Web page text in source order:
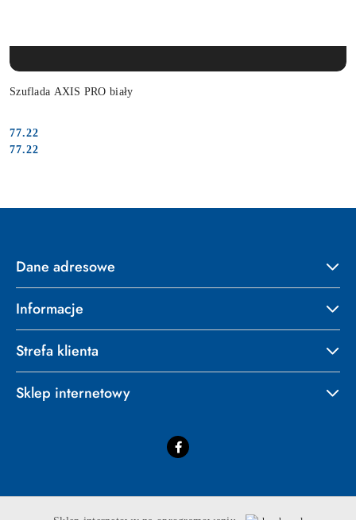
Szuflada AXIS PRO biały
Cena:
77.22
Cena:
77.22
Dane adresowe
Informacje
Strefa klienta
Sklep internetowy